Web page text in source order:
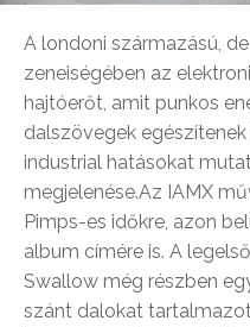
A londoni származású,
zeneiségében az
hajtóerőt, amit punkos
dalszövegek
industrial hatásokat
megjelenése.Az IAMX
Pimps-es időkre, azon
album címére is. A
Swallow még részben
szánt dalokat